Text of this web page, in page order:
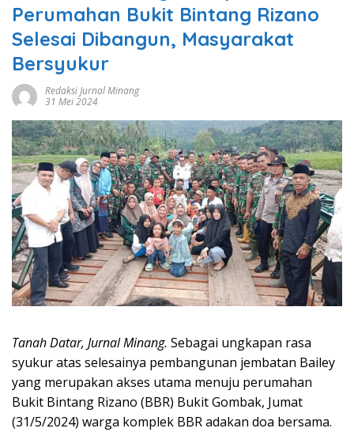
Perumahan Bukit Bintang Rizano
Selesai Dibangun, Masyarakat
Bersyukur
Redaksi Jurnal Minang
31 Mei 2024
Tanah Datar, Jurnal Minang. Sebagai ungkapan rasa
syukur atas selesainya pembangunan jembatan Bailey
yang merupakan akses utama menuju perumahan
Bukit Bintang Rizano (BBR) Bukit Gombak, Jumat
(31/5/2024) warga komplek BBR adakan doa bersama.